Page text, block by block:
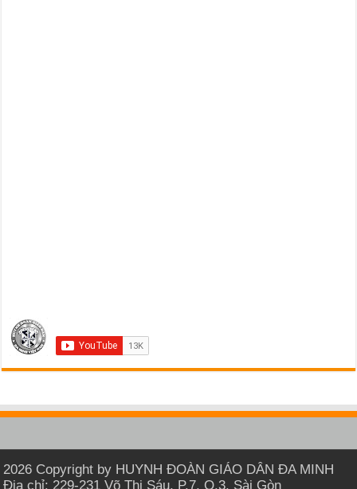
2026 Copyright by HUYNH ĐOÀN GIÁO DÂN ĐA MINH
Địa chỉ: 229-231 Võ Thị Sáu, P.7, Q.3, Sài Gòn